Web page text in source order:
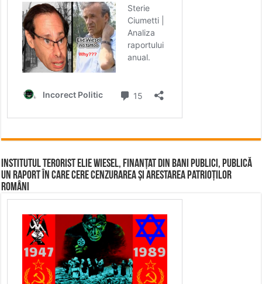
Institutul terorist Elie Wiesel, finanțat din bani publici, publică
un raport în care cere cenzurarea și arestarea patrioților
români